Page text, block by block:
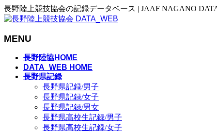
長野陸上競技協会の記録データベース | JAAF NAGANO
MENU
長野陸協HOME
DATA_WEB HOME
長野県記録
長野県記録/男子
長野県記録/女子
長野県記録/男女
長野県高校生記録/男子
長野県高校生記録/女子